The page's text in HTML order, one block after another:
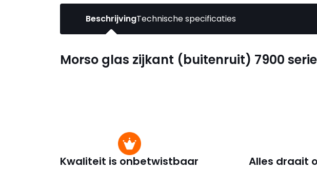
BeschrijvingTechnische specificaties
Morso glas zijkant (buitenruit) 7900 serie
Kwaliteit is onbetwistbaar Alles draait